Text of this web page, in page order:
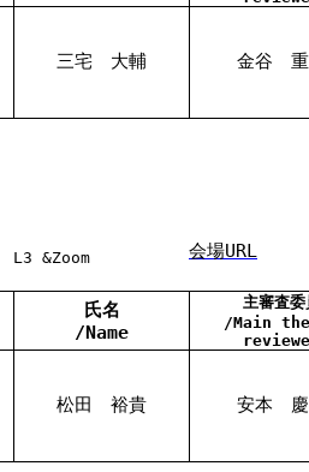
三宅 大輔 金谷 重
L3 &Zoom 会場URL
氏名
/Name
主審査委
/Main
松田 裕貴 安本 慶